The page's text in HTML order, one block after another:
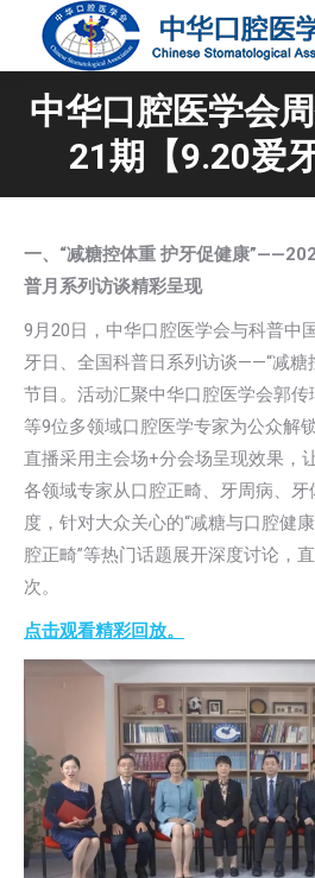
中华口腔医学会
21期【9.20爱
一、“减糖控体重 护牙促健康
普月系列访谈精彩呈现
9月20日，中华口腔医学会与科普中
牙日、全国科普日系列访谈——“减糖
节目。活动汇聚中华口腔医学会郭
等9位多领域口腔医学专家为公众解
直播采用主会场+分会场呈现效果，
各领域专家从口腔正畸、牙周病、
度，针对大众关心的“减糖与口腔健康
腔正畸”等热门话题展开深度讨论，
次。
点击观看精彩回放。